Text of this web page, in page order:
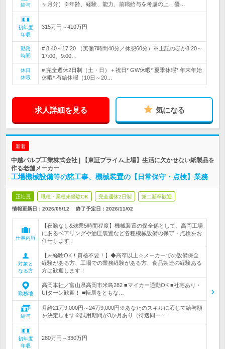
給与
ヶ月分）※年齢、経験、能力、前職給与を考慮の上、優…
初年度
年収
315万円～410万円
勤務
時間
# 8:40～17:20 （実働7時間40分／休憩60分）※上記のほか8:20～
17:00、9:00…
休日
休暇
# 完全週休2日制（土・日）＋祝日* GW休暇* 夏季休暇* 年末年始
休暇* 有給休暇（10日～20…
求人詳細を見る 気になる
新着
中越パルプ工業株式会社 | 【東証プライム上場】生活に欠かせない紙製品を
作る老舗メーカー
工場機械設備等の諸工事、機械装置の【日常保守・点検】業務
正社員 職種・業種未経験OK 完全週休2日制 第二新卒歓迎
情報更新日：2026/05/12 終了予定日： 2026/11/02
仕事内容
【夜勤なし&残業5時間程度】機械装置の保全係として、高岡工場
にあるベアリングや油圧装置など各種機械設備の保守・点検をお
任せします！
対象と
なる方
【未経験OK！資格不要！】◆高卒以上☆メーカーでの設備保全
経験がある方、工場での業務経験がある方、食品製造の経験ある
方は歓迎します！
勤務地
高岡本社／富山県高岡市米島282 ■マイカー通勤OK ■社宅あり・
UIターン歓迎！ ■転居をともな…
給与
月給21万9,000円～24万9,000円※あなたのスキルに応じて給与額
を決定します※試用期間が3か月あり（待遇同一…
初年度
年収
280万円～330万円